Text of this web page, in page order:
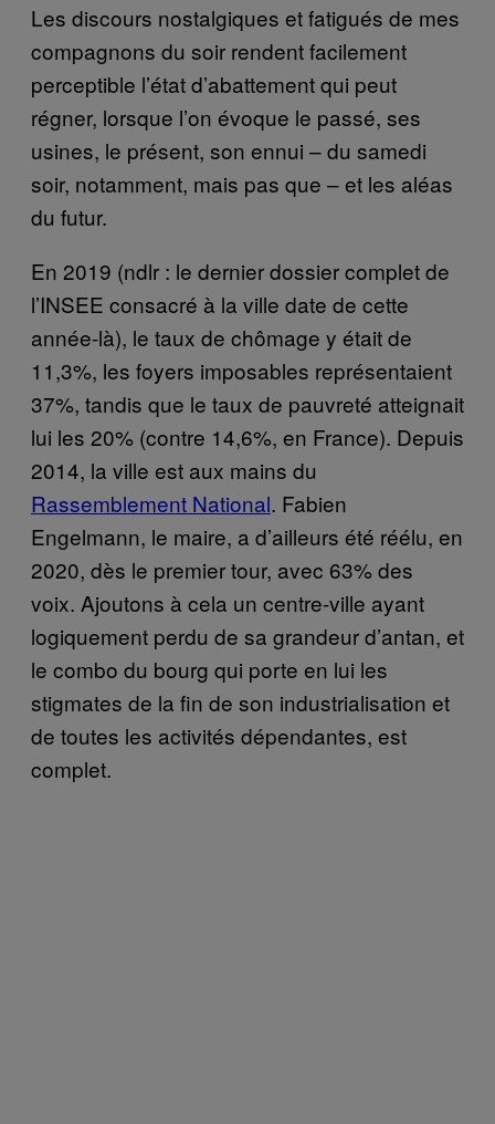
Les discours nostalgiques et fatigués de mes
compagnons du soir rendent facilement
perceptible l’état d’abattement qui peut
régner, lorsque l’on évoque le passé, ses
usines, le présent, son ennui – du samedi
soir, notamment, mais pas que – et les aléas
du futur.
En 2019 (ndlr : le dernier dossier complet de
l’INSEE consacré à la ville date de cette
année-là), le taux de chômage y était de
11,3%, les foyers imposables représentaient
37%, tandis que le taux de pauvreté atteignait
lui les 20% (contre 14,6%, en France). Depuis
2014, la ville est aux mains du
Rassemblement National. Fabien
Engelmann, le maire, a d’ailleurs été réélu, en
2020, dès le premier tour, avec 63% des
voix. Ajoutons à cela un centre-ville ayant
logiquement perdu de sa grandeur d’antan, et
le combo du bourg qui porte en lui les
stigmates de la fin de son industrialisation et
de toutes les activités dépendantes, est
complet.